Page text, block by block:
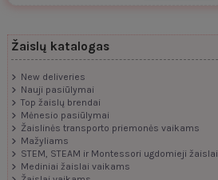
Žaislų katalogas
New deliveries
Nauji pasiūlymai
Top žaislų brendai
Mėnesio pasiūlymai
Žaislinės transporto priemonės vaikams
Mažyliams
STEM, STEAM ir Montessori ugdomieji žaislai
Mediniai žaislai vaikams